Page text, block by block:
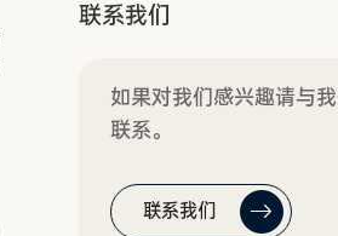
联系我们
如果对我们感兴趣请与
联系。
联系我们